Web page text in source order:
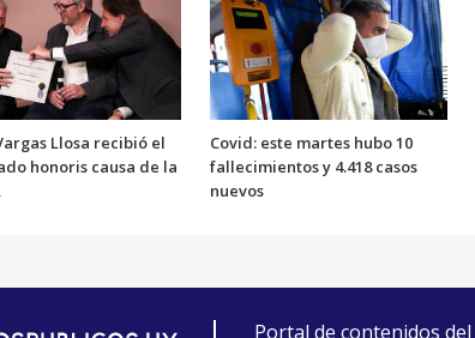
Llosa recibió el
honoris causa de la
Covid: este martes hubo 10
fallecimientos y 4.418 casos
nuevos
Portal de contenidos